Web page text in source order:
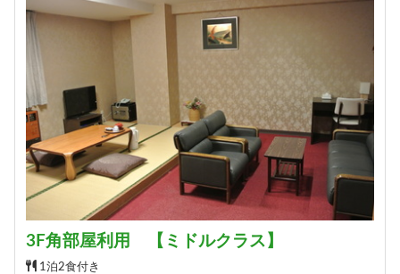
3F角部屋利用 【ミドルクラス】
1泊2食付き